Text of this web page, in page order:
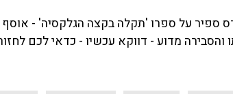
ספיר על ספרו 'תקלה בקצה הגלקסיה' -
והסבירה מדוע - דווקא עכשיו - כדאי לכם